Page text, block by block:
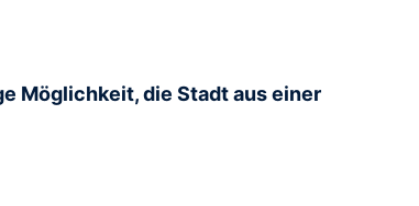
Möglichkeit, die Stadt aus einer